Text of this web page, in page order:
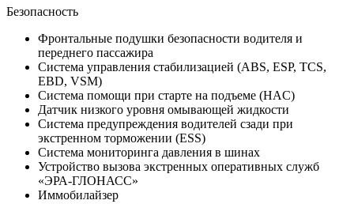
Безопасность
Фронтальные подушки безопасности водителя и
переднего пассажира
Система управления стабилизацией (ABS, ESP, TCS,
EBD, VSM)
Система помощи при старте на подъеме (HAC)
Датчик низкого уровня омывающей жидкости
Система предупреждения водителей сзади при
экстренном торможении (ESS)
Система мониторинга давления в шинах
Устройство вызова экстренных оперативных служб
«ЭРА-ГЛОНАСС»
Иммобилайзер